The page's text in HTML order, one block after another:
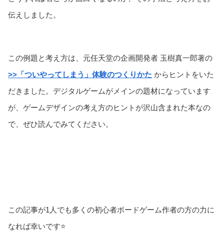
伝えしました。
この例題と考え方は、元任天堂の企画開発者 玉樹真一郎著の
>>「ついやってしまう」体験のつくりかた からヒントをいた
だきました。デジタルゲームがメインの題材になっています
が、ゲームデザインの考え方のヒントが沢山含まれた本なの
で、ぜひ読んでみてください。
この記事が1人でも多くの初心者ボードゲーム作者の方の力に
なれば幸いです⭐